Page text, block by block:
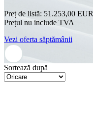
Preț de listă: 51.253,00 EUR
Prețul nu include TVA
Vezi oferta săptămânii
Sortează după